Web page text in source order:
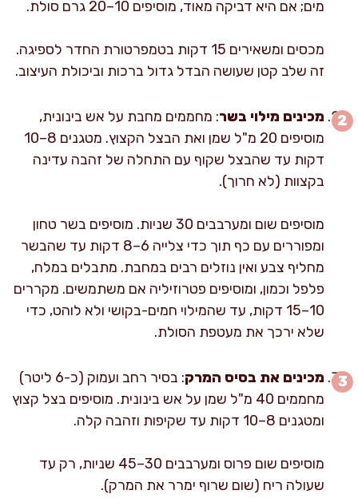
מים; אם היא דביקה מאוד, מוסיפים 10–20 גרם סולת.
מכסים ומשאירים 15 דקות בטמפרטורת החדר לספיגה.
זה שלב קטן שעושה הבדל גדול ברכות וביכולת העיצוב.
מכינים מילוי בשר: מחממים מחבת על אש בינונית,
מוסיפים 20 מ"ל שמן ואת הבצל הקצוץ. מטגנים 8–10
דקות עד שהבצל שקוף עם התחלה של זהבה עדינה
בקצוות (לא חרוך).
מוסיפים שום ומערבבים 30 שניות. מוסיפים בשר טחון
ומפוררים עם כף תוך כדי צלייה 6–8 דקות עד שהבשר
מחליף צבע ואין נוזלים רבים במחבת. מתבלים במלח,
פלפל וכמון, ומוסיפים פטרוזיליה אם משתמשים. מקררים
10–15 דקות, עד שהמילוי חמים-בקושי ולא לוהט, כדי
שלא ירכך את מעטפת הסולת.
מכינים את בסיס המרק
: בסיר רחב ועמוק (כ-6 ליטר)
מחממים 40 מ"ל שמן על אש בינונית. מוסיפים בצל קצוץ
ומטגנים 8–10 דקות עד שקיפות וזהבה קלה.
מוסיפים שום פרוס ומערבבים 30–45 שניות, רק עד
שעולה ריח (שום שרוף ימרר את המרק).